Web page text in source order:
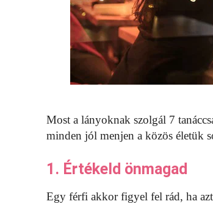
Most a lányoknak szolgál 7
minden jól menjen a közös életük
1. Értékeld önmagad
Egy férfi akkor figyel fel rád, ha